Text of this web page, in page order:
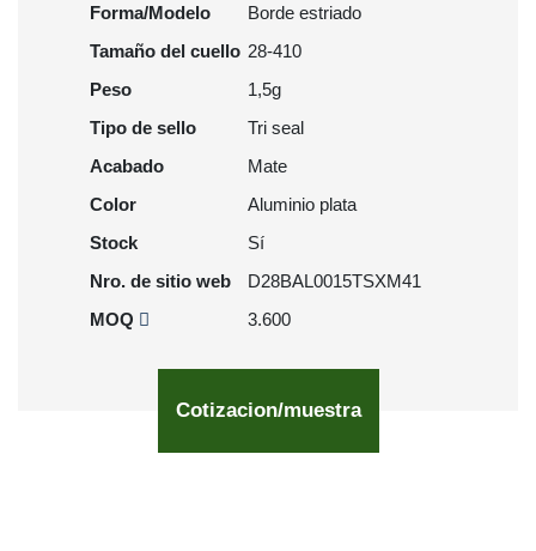
Forma/Modelo
Borde estriado
Tamaño del cuello 28-410
Peso
1,5g
Tipo de sello
Tri seal
Acabado
Mate
Color
Aluminio plata
Stock
Sí
Nro. de sitio web
D28BAL0015TSXM41
MOQ
3.600
Cotizacion/muestra